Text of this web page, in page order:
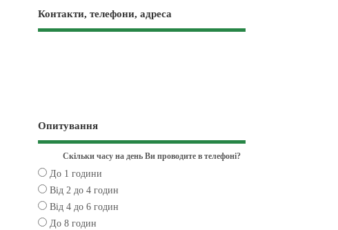
Контакти, телефони, адреса
Опитування
Скільки часу на день Ви проводите в телефоні?
До 1 години
Від 2 до 4 годин
Від 4 до 6 годин
До 8 годин